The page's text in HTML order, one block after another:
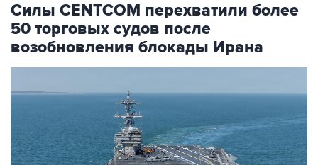
Силы CENTCOM перехватили более
50 торговых судов после
возобновления блокады Ирана